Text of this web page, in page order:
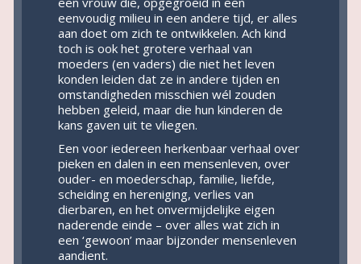
eenvoudig milieu in een andere tijd, er alles
aan doet om zich te ontwikkelen. Ach kind
toch is ook het grotere verhaal van
moeders (en vaders) die niet het leven
konden leiden dat ze in andere tijden en
omstandigheden misschien wél zouden
hebben geleid, maar die hun kinderen de
kans gaven uit te vliegen.
Een voor iedereen herkenbaar verhaal over
pieken en dalen in een mensenleven, over
ouder- en moederschap, familie, liefde,
scheiding en hereniging, verlies van
dierbaren, en het onvermijdelijke eigen
naderende einde – over alles wat zich in
een ‘gewoon’ maar bijzonder mensenleven
aandient.